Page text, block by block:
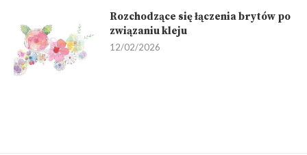
Rozchodzące się łączenia brytów po
związaniu kleju
12/02/2026